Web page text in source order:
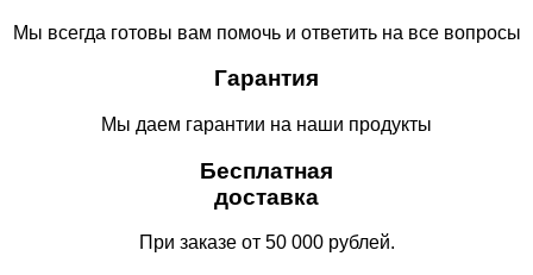
Мы всегда готовы вам помочь и ответить на все вопросы
Гарантия
Мы даем гарантии на наши продукты
Бесплатная
доставка
При заказе от 50 000 рублей.